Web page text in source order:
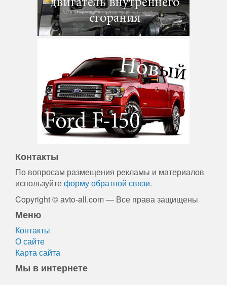
Контакты
По вопросам размещения рекламы и материалов
используйтеформу обратной связи.
Copyright © avto-all.com — Все права защищены
Меню
Контакты
О сайте
Карта сайта
Мы в интернете